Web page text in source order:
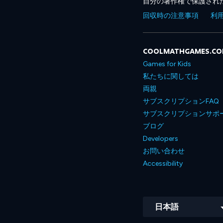
回収時の注意事項
利
Games for Kids
私たちに関しては
両親
サブスクリプションFAQ
サブスクリプションサポ
ブログ
Developers
お問い合わせ
Accessibility
日本語